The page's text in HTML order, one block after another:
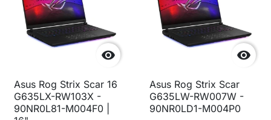

Asus Rog Strix Scar 16
G635LX-RW103X -
90NR0L81-M004F0 |

Asus Rog Strix Scar
G635LW-RW007W -
90NR0LD1-M004P0